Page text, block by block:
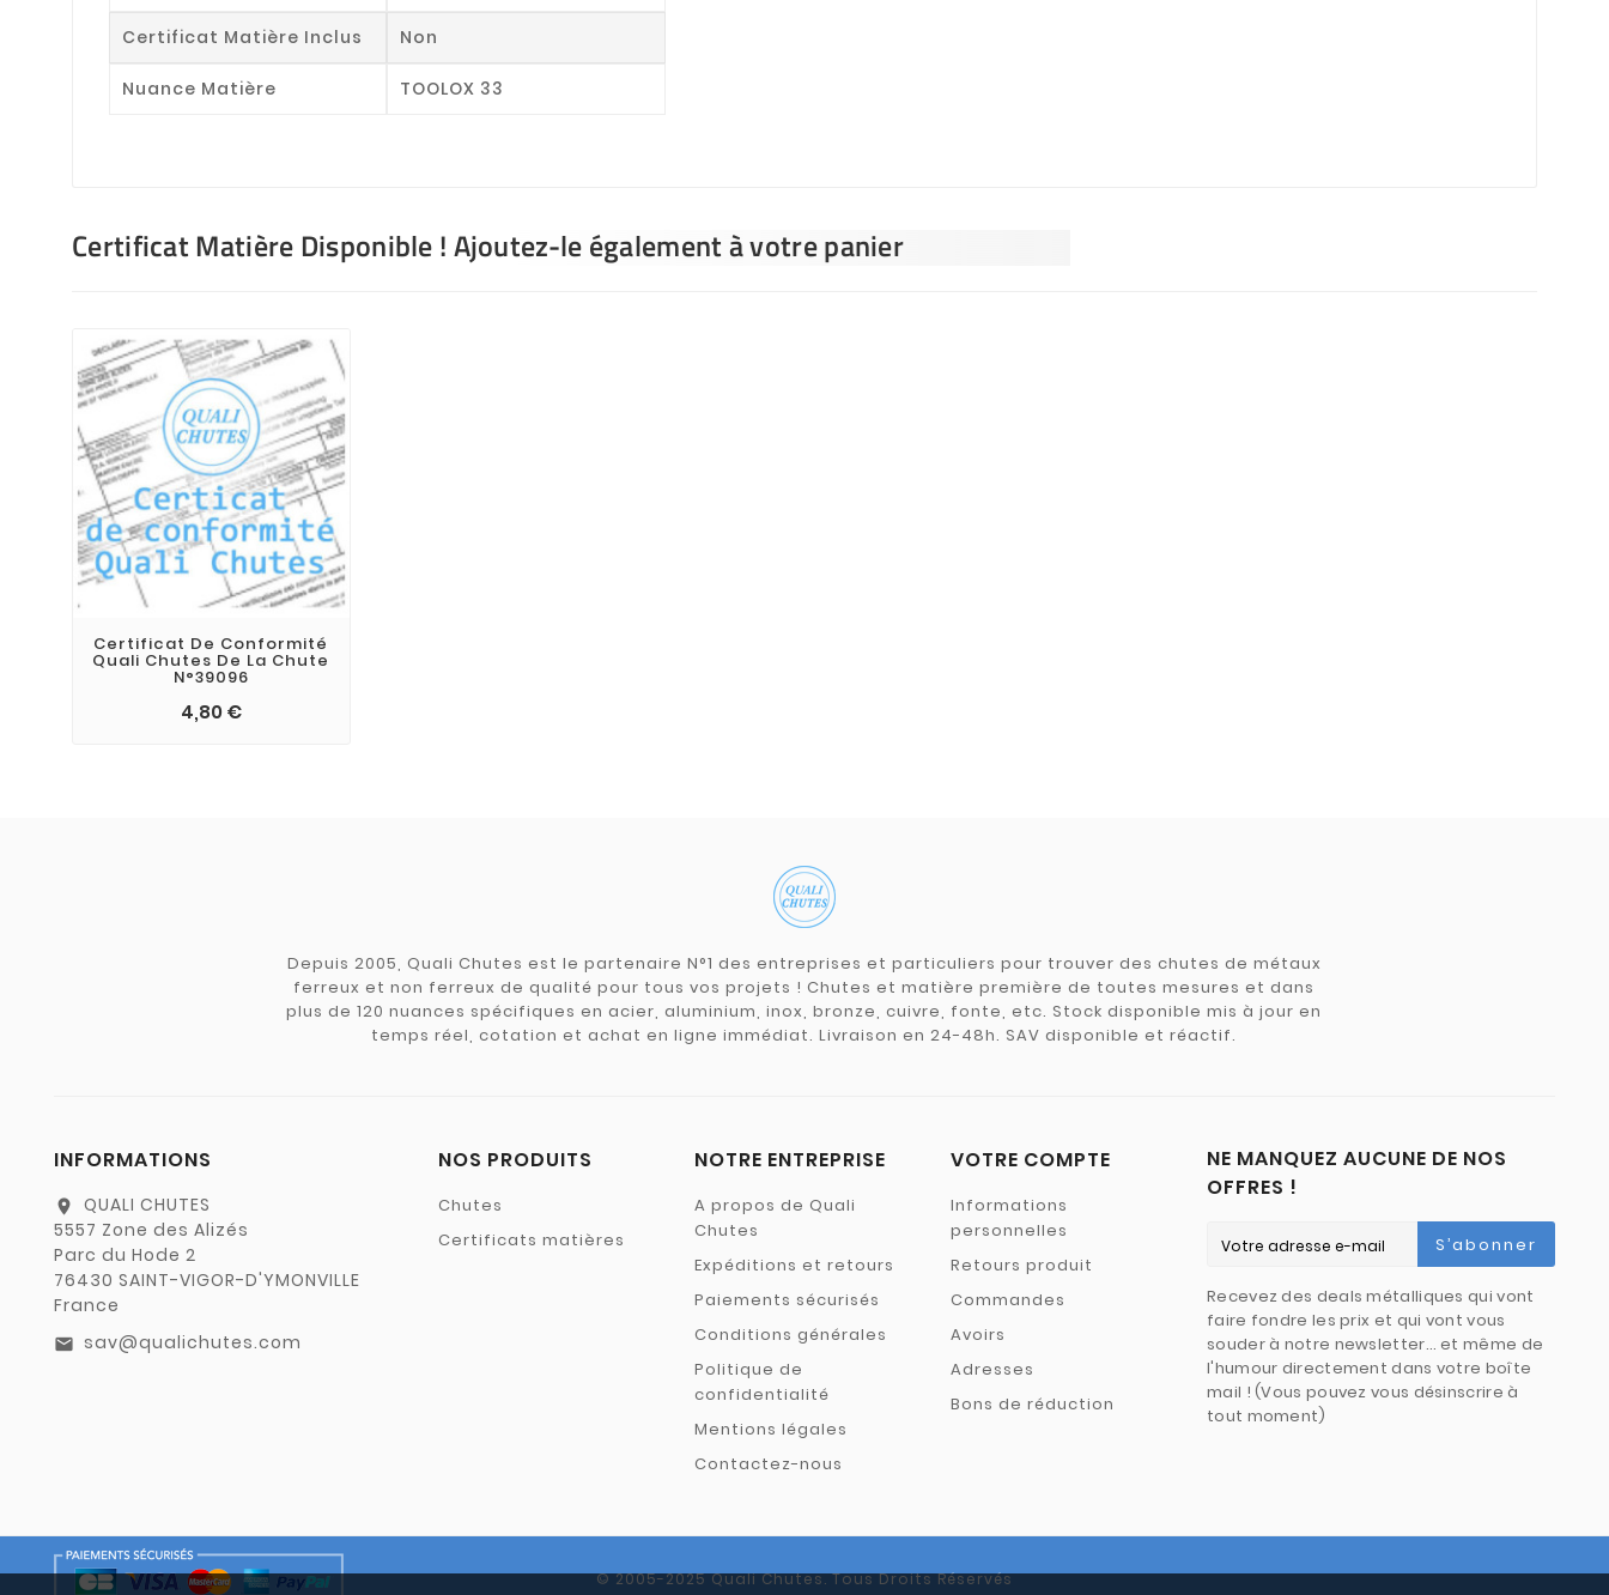
Certificat Matière Inclus Non
Nuance Matière TOOLOX 33
Certificat Matière Disponible ! Ajoutez-le également à votre panier
Certificat De Conformité
Quali Chutes De La Chute
N°39096
4,80 €
Depuis 2005, Quali Chutes est le partenaire N°1 des entreprises et particuliers pour trouver des chutes de métaux
ferreux et non ferreux de qualité pour tous vos projets ! Chutes et matière première de toutes mesures et dans
plus de 120 nuances spécifiques en acier, aluminium, inox, bronze, cuivre, fonte, etc. Stock disponible mis à jour en
temps réel, cotation et achat en ligne immédiat. Livraison en 24-48h. SAV disponible et réactif.
INFORMATIONS
location_on
QUALI CHUTES
5557 Zone des Alizés
Parc du Hode 2
76430 SAINT-VIGOR-D'YMONVILLE
France
email sav@qualichutes.com
NOS PRODUITS
Chutes
Certificats matières
NOTRE ENTREPRISE
A propos de Quali
Chutes
Expéditions et retours
Paiements sécurisés
Conditions générales
Politique de
confidentialité
Mentions légales
Contactez-nous
VOTRE COMPTE
Informations
personnelles
Retours produit
Commandes
Avoirs
Adresses
Bons de réduction
NE MANQUEZ AUCUNE DE NOS
OFFRES !
S’abonner
Recevez des deals métalliques qui vont
faire fondre les prix et qui vont vous
souder à notre newsletter… et même de
l'humour directement dans votre boîte
mail ! (Vous pouvez vous désinscrire à
tout moment)
© 2005-2025 Quali Chutes. Tous Droits Réservés